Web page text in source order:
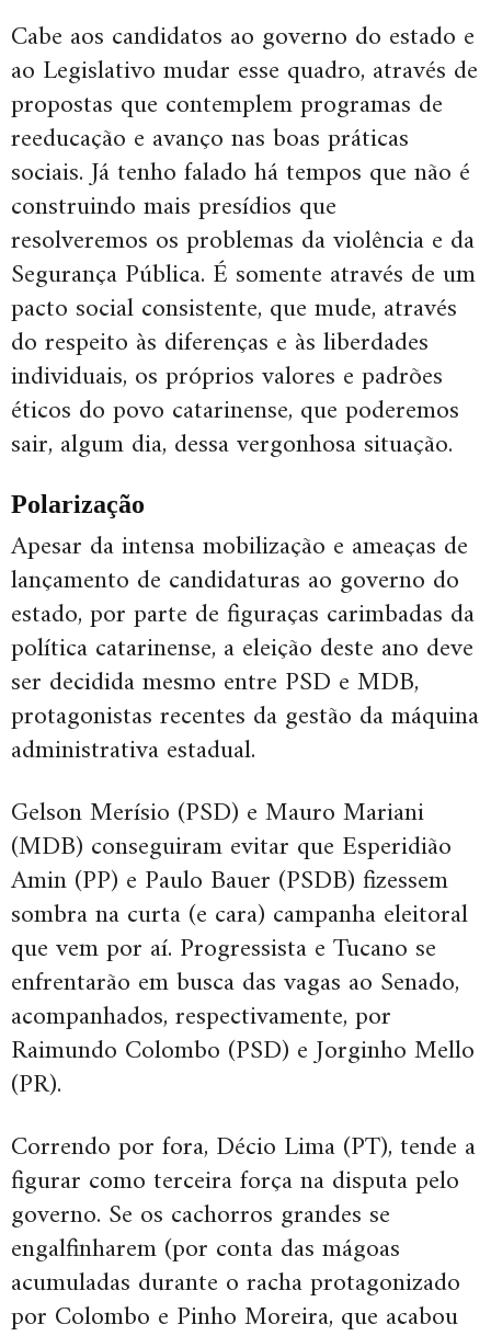
Cabe aos candidatos ao governo do estado e
ao Legislativo mudar esse quadro, através de
propostas que contemplem programas de
reeducação e avanço nas boas práticas
sociais. Já tenho falado há tempos que não é
construindo mais presídios que
resolveremos os problemas da violência e da
Segurança Pública. É somente através de um
pacto social consistente, que mude, através
do respeito às diferenças e às liberdades
individuais, os próprios valores e padrões
éticos do povo catarinense, que poderemos
sair, algum dia, dessa vergonhosa situação.
Polarização
Apesar da intensa mobilização e ameaças de
lançamento de candidaturas ao governo do
estado, por parte de figuraças carimbadas da
política catarinense, a eleição deste ano deve
ser decidida mesmo entre PSD e MDB,
protagonistas recentes da gestão da máquina
administrativa estadual.
Gelson Merísio (PSD) e Mauro Mariani
(MDB) conseguiram evitar que Esperidião
Amin (PP) e Paulo Bauer (PSDB) fizessem
sombra na curta (e cara) campanha eleitoral
que vem por aí. Progressista e Tucano se
enfrentarão em busca das vagas ao Senado,
acompanhados, respectivamente, por
Raimundo Colombo (PSD) e Jorginho Mello
(PR).
Correndo por fora, Décio Lima (PT), tende a
figurar como terceira força na disputa pelo
governo. Se os cachorros grandes se
engalfinharem (por conta das mágoas
acumuladas durante o racha protagonizado
por Colombo e Pinho Moreira, que acabou